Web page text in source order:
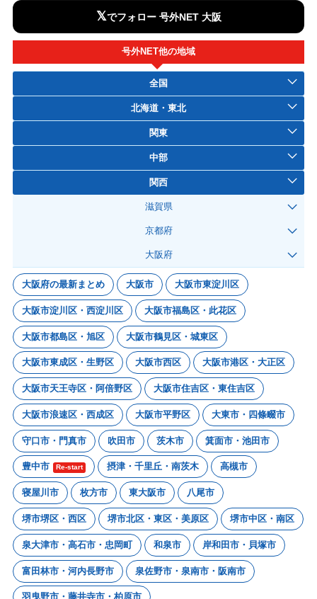
𝕏でフォロー 号外NET 大阪
号外NET他の地域
全国
北海道・東北
関東
中部
関西
滋賀県
京都府
大阪府
大阪府の最新まとめ 大阪市 大阪市東淀川区
大阪市淀川区・西淀川区 大阪市福島区・此花区
大阪市都島区・旭区 大阪市鶴見区・城東区
大阪市東成区・生野区 大阪市西区 大阪市港区・大正区
大阪市天王寺区・阿倍野区 大阪市住吉区・東住吉区
大阪市浪速区・西成区 大阪市平野区 大東市・四條畷市
守口市・門真市 吹田市 茨木市 箕面市・池田市
豊中市 Re-start 摂津・千里丘・南茨木 高槻市
寝屋川市 枚方市 東大阪市 八尾市
堺市堺区・西区 堺市北区・東区・美原区 堺市中区・南区
泉大津市・高石市・忠岡町 和泉市 岸和田市・貝塚市
富田林市・河内長野市 泉佐野市・泉南市・阪南市
羽曳野市・藤井寺市・柏原市